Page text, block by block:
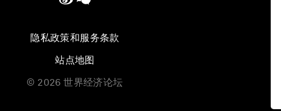
隐私政策和服务条款
站点地图
© 2026 世界经济论坛